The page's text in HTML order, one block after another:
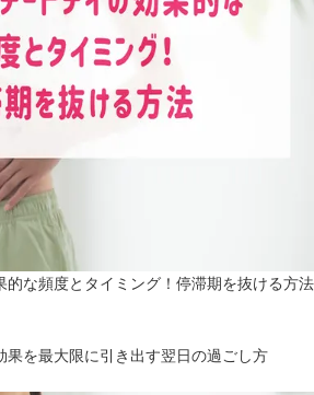
的な頻度とタイミング！停滞期を抜ける方法
果を最大限に引き出す翌日の過ごし方